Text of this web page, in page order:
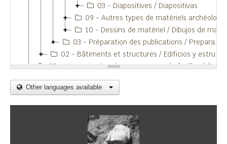
03 - Diapositives / Diapositivas
09 - Autres types de matériels archéologiques / Otros typos de materiales arqueológicos
10 - Dessins de matériel / Dibujos de materiales
03 - Préparation des publications / Preparación de publicaciones
02 - Bâtiments et structures / Edificios y estructuras
03 - L'organisation des campagnes de fouilles / Organización de las campañas de excavaciones
Other languages available